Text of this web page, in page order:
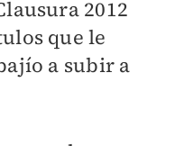
2012
que le
a subir a